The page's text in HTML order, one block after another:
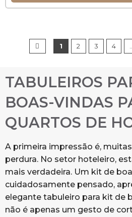
1 2 3 4
TABULEIROS
BOAS-VINDAS
QUARTOS DE
A primeira impressão é,
perdura. No setor hoteleiro,
mais verdadeira. Um kit de
cuidadosamente pensado,
elegante tabuleiro para kit de
não é apenas um gesto de